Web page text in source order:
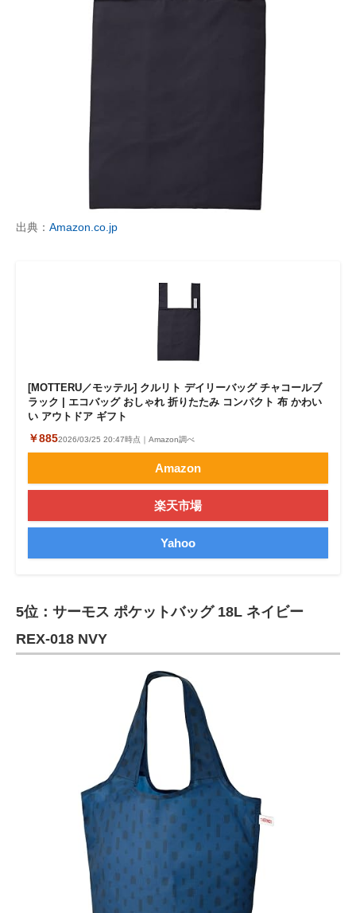
出典： Amazon.co.jp
[MOTTERU／モッテル] クルリト デイリーバッグ チャコールブ
ラック | エコバッグ おしゃれ 折りたたみ コンパクト 布 かわい
い アウトドア ギフト
￥8852026/03/25 20:47時点｜Amazon調べ
Amazon
楽天市場
Yahoo
5位：サーモス ポケットバッグ 18L ネイビー
REX-018 NVY